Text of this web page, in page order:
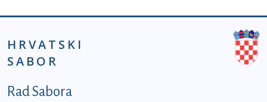
HRVATSKI
SABOR
Podnožje prvi izbornik
Rad Sabora